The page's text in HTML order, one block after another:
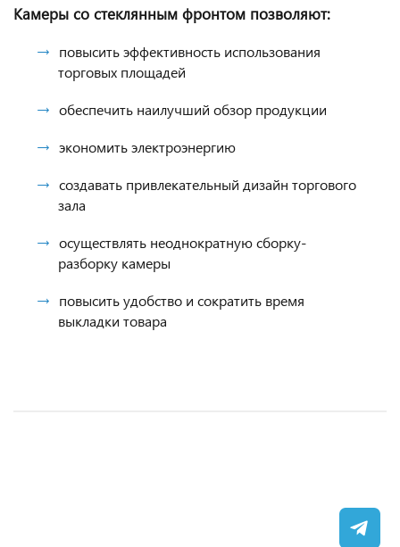
Камеры со стеклянным фронтом позволяют:
повысить эффективность использования
торговых площадей
обеспечить наилучший обзор продукции
экономить электроэнергию
создавать привлекательный дизайн торгового
зала
осуществлять неоднократную сборку-
разборку камеры
повысить удобство и сократить время
выкладки товара